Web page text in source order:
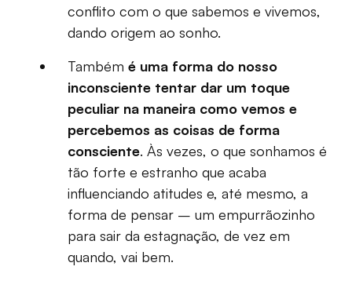
conflito com o que sabemos e vivemos,
dando origem ao sonho.
Também é uma forma do nosso
inconsciente tentar dar um toque
peculiar na maneira como vemos e
percebemos as coisas de forma
consciente. Às vezes, o que sonhamos é
tão forte e estranho que acaba
influenciando atitudes e, até mesmo, a
forma de pensar – um empurrãozinho
para sair da estagnação, de vez em
quando, vai bem.